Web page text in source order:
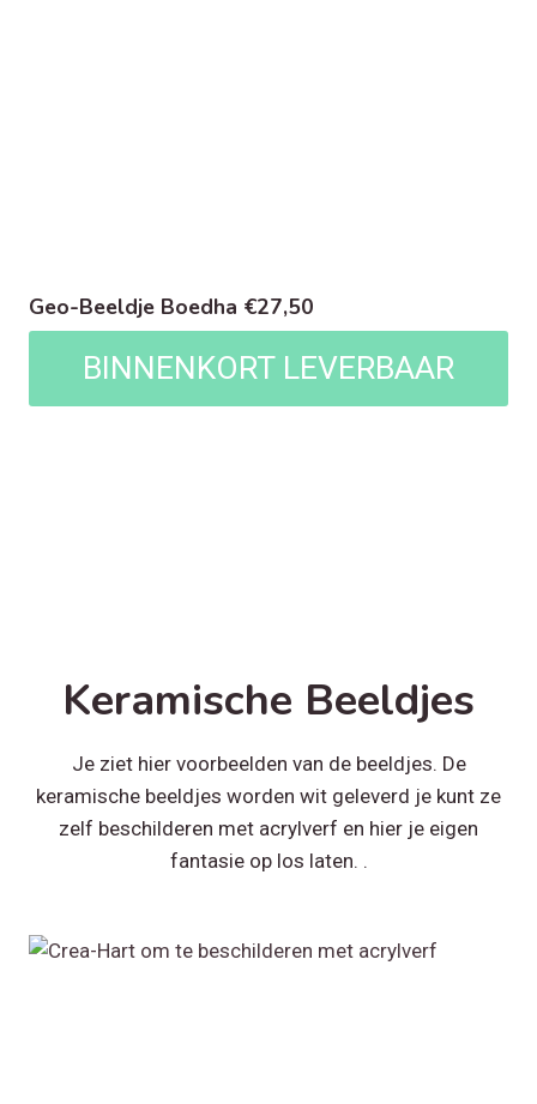
Geo-Beeldje Boedha €27,50
BINNENKORT LEVERBAAR
Keramische Beeldjes
Je ziet hier voorbeelden van de beeldjes. De
keramische beeldjes worden wit geleverd je kunt ze
zelf beschilderen met acrylverf en hier je eigen
fantasie op los laten. .